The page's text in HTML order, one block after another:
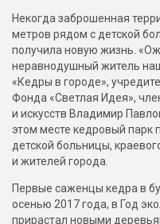
Некогда заброшенная
метров рядом с детской
получила новую жизнь.
неравнодушный житель
«Кедры в городе»,
Фонда «Светлая Идея»,
и искусств Владимир
этом месте кедровый парк
детской больницы,
и жителей города.
Первые саженцы кедра в
осенью 2017 года, в Год
прирастал новыми